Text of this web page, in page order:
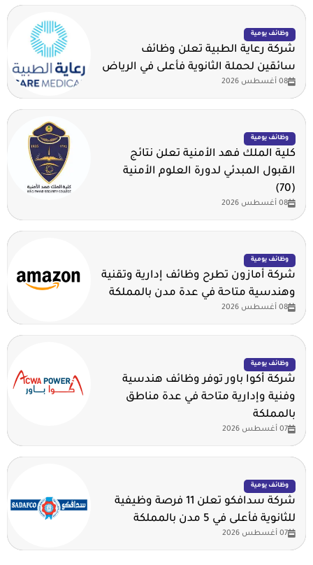
وظائف يومية
شركة رعاية الطبية تعلن وظائف
سائقين لحملة الثانوية فأعلى في الرياض
08 أغسطس 2026
وظائف يومية
كلية الملك فهد الأمنية تعلن نتائج
القبول المبدئي لدورة العلوم الأمنية
(70)
08 أغسطس 2026
وظائف يومية
شركة أمازون تطرح وظائف إدارية وتقنية
وهندسية متاحة في عدة مدن بالمملكة
08 أغسطس 2026
وظائف يومية
شركة أكوا باور توفر وظائف هندسية
وفنية وإدارية متاحة في عدة مناطق
بالمملكة
07 أغسطس 2026
وظائف يومية
شركة سدافكو تعلن 11 فرصة وظيفية
للثانوية فأعلى في 5 مدن بالمملكة
07 أغسطس 2026